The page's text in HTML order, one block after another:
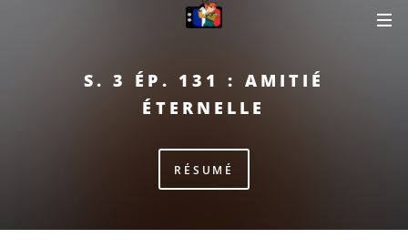
S. 3 ÉP. 131 : AMITIÉ
ÉTERNELLE